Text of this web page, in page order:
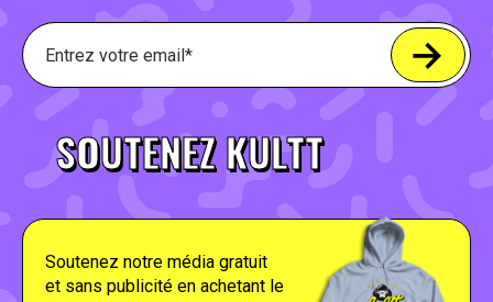
SOUTENEZ KULTT
Soutenez notre média gratuit
et sans publicité en achetant le